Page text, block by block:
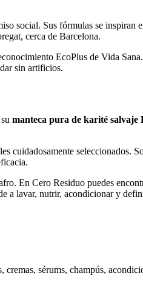
social. Sus fórmulas se inspiran
cerca de Barcelona.
EcoPlus de Vida
sin artificios.
manteca pura de karité salvaje
cuidadosamente seleccionados.
En Cero Residuo puedes
a lavar, nutrir, acondicionar y
sérums, champús,